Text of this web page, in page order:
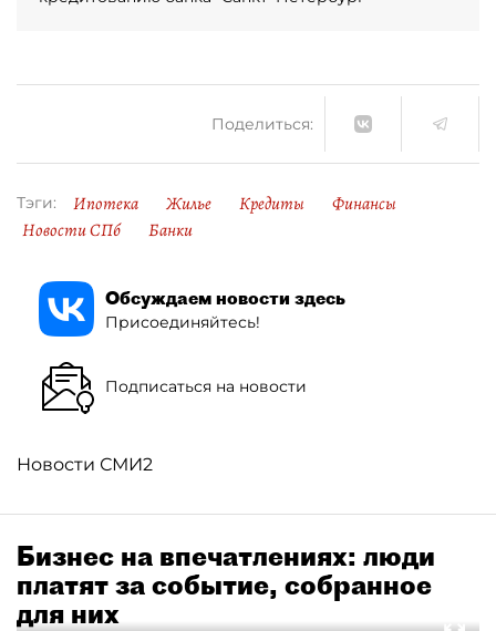
Поделиться:
Тэги: Ипотека Жилье Кредиты
Финансы
Новости СПб
Банки
Обсуждаем новости здесь
Присоединяйтесь!
Подписаться на новости
Новости СМИ2
Бизнес на впечатлениях: люди
платят за событие, собранное
для них